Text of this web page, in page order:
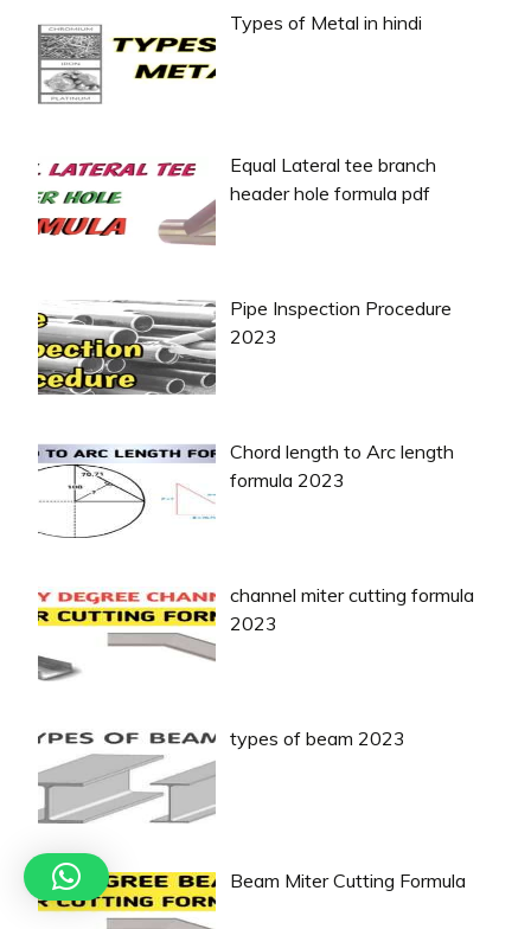
Types of Metal in hindi
Equal Lateral tee branch
header hole formula pdf
Pipe Inspection Procedure
2023
Chord length to Arc length
formula 2023
channel miter cutting formula
2023
types of beam 2023
Beam Miter Cutting Formula